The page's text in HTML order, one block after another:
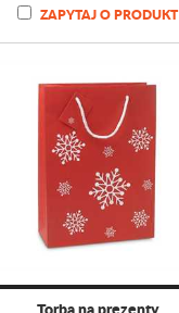
ZAPYTAJ O PRODUKT
Torba na prezenty